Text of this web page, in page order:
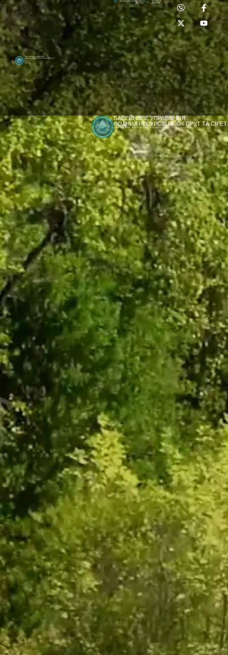
[newyear_garland]
Басейнове управління
водних ресурсів річок Прут та Сірет
Лабораторія:
(0372) 53-92-00
dpbuvr@dpbuvr.gov.uaПриймальня:
(0372) 51-14-56
БАСЕЙНОВЕ УПРАВЛІННЯ
ВОДНИХ РЕСУРСІВ РІЧОК ПРУТ ТА СІРЕТ
ДЕРЖАВНЕ АГЕНТСТВО ВОДНИХ РЕСУРСІВ УКРАЇНИ